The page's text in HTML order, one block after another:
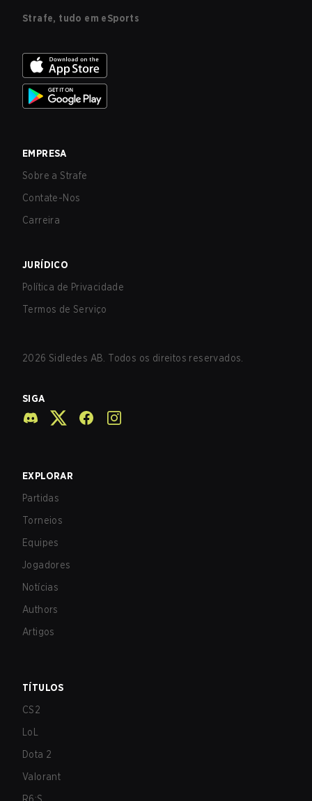
Strafe, tudo em eSports
EMPRESA
Sobre a Strafe
Contate-Nos
Carreira
JURÍDICO
Política de Privacidade
Termos de Serviço
2026 Sidledes AB. Todos os direitos reservados.
SIGA
EXPLORAR
Partidas
Torneios
Equipes
Jogadores
Notícias
Authors
Artigos
TÍTULOS
CS2
LoL
Dota 2
Valorant